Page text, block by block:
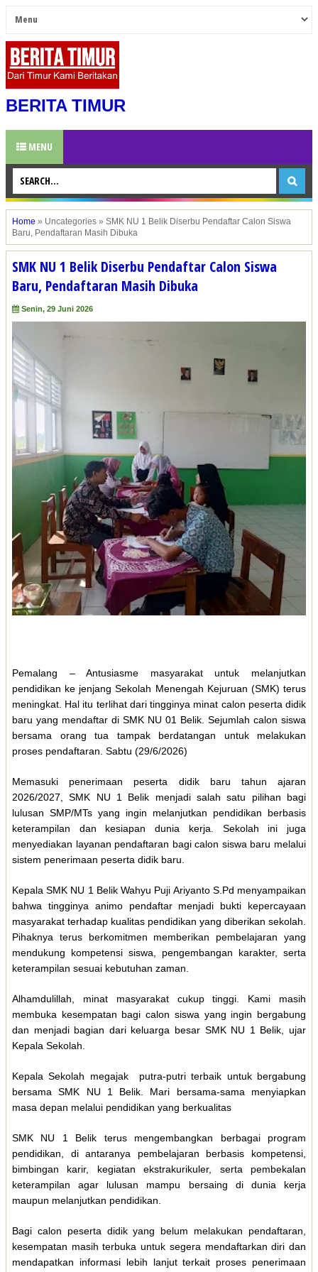
BERITA TIMUR
MENU
Home » Uncategories » SMK NU 1 Belik Diserbu Pendaftar Calon Siswa
Baru, Pendaftaran Masih Dibuka
SMK NU 1 Belik Diserbu Pendaftar Calon Siswa
Baru, Pendaftaran Masih Dibuka
Senin, 29 Juni 2026
Pemalang – Antusiasme masyarakat untuk melanjutkan
pendidikan ke jenjang Sekolah Menengah Kejuruan (SMK) terus
meningkat. Hal itu terlihat dari tingginya minat calon peserta didik
baru yang mendaftar di SMK NU 01 Belik. Sejumlah calon siswa
bersama orang tua tampak berdatangan untuk melakukan
proses pendaftaran. Sabtu (29/6/2026)
Memasuki penerimaan peserta didik baru tahun ajaran
2026/2027, SMK NU 1 Belik menjadi salah satu pilihan bagi
lulusan SMP/MTs yang ingin melanjutkan pendidikan berbasis
keterampilan dan kesiapan dunia kerja. Sekolah ini juga
menyediakan layanan pendaftaran bagi calon siswa baru melalui
sistem penerimaan peserta didik baru.
Kepala SMK NU 1 Belik Wahyu Puji Ariyanto S.Pd menyampaikan
bahwa tingginya animo pendaftar menjadi bukti kepercayaan
masyarakat terhadap kualitas pendidikan yang diberikan sekolah.
Pihaknya terus berkomitmen memberikan pembelajaran yang
mendukung kompetensi siswa, pengembangan karakter, serta
keterampilan sesuai kebutuhan zaman.
Alhamdulillah, minat masyarakat cukup tinggi. Kami masih
membuka kesempatan bagi calon siswa yang ingin bergabung
dan menjadi bagian dari keluarga besar SMK NU 1 Belik, ujar
Kepala Sekolah.
Kepala Sekolah megajak putra-putri terbaik untuk bergabung
bersama SMK NU 1 Belik. Mari bersama-sama menyiapkan
masa depan melalui pendidikan yang berkualitas
SMK NU 1 Belik terus mengembangkan berbagai program
pendidikan, di antaranya pembelajaran berbasis kompetensi,
bimbingan karir, kegiatan ekstrakurikuler, serta pembekalan
keterampilan agar lulusan mampu bersaing di dunia kerja
maupun melanjutkan pendidikan.
Bagi calon peserta didik yang belum melakukan pendaftaran,
kesempatan masih terbuka untuk segera mendaftarkan diri dan
mendapatkan informasi lebih lanjut terkait proses penerimaan